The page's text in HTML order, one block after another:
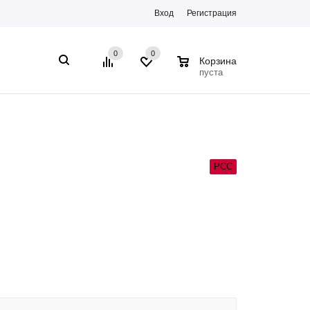
Вход Регистрация
0 0
Корзина
пуста
РСС